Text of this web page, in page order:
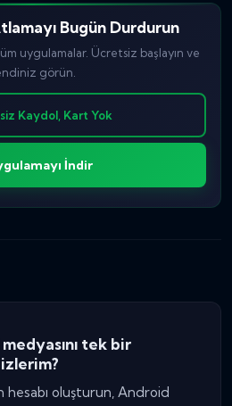
Bugün Durdurun
uygulamalar. Ücretsiz başlayın ve
görün.
Kaydol, Kart Yok
İndir
tek bir
hesabı oluşturun, Android